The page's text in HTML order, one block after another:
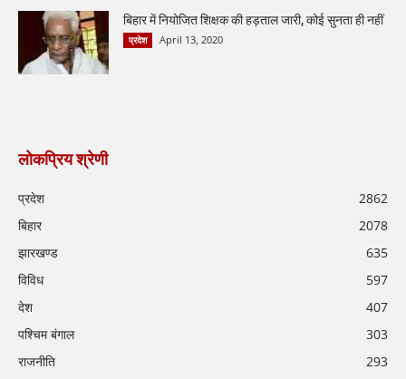
बिहार में नियोजित शिक्षक की हड़ताल जारी, कोई सुनता ही नहीं
प्रदेश April 13, 2020
लोकप्रिय श्रेणी
प्रदेश
2862
बिहार
2078
झारखण्ड
635
विविध
597
देश
407
पश्चिम बंगाल
303
राजनीति
293